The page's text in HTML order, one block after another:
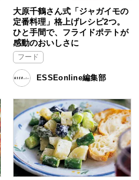
大原千鶴さん式「ジャガイモの
定番料理」格上げレシピ2つ。
ひと手間で、フライドポテトが
感動のおいしさに
フード
ESSEonline編集部